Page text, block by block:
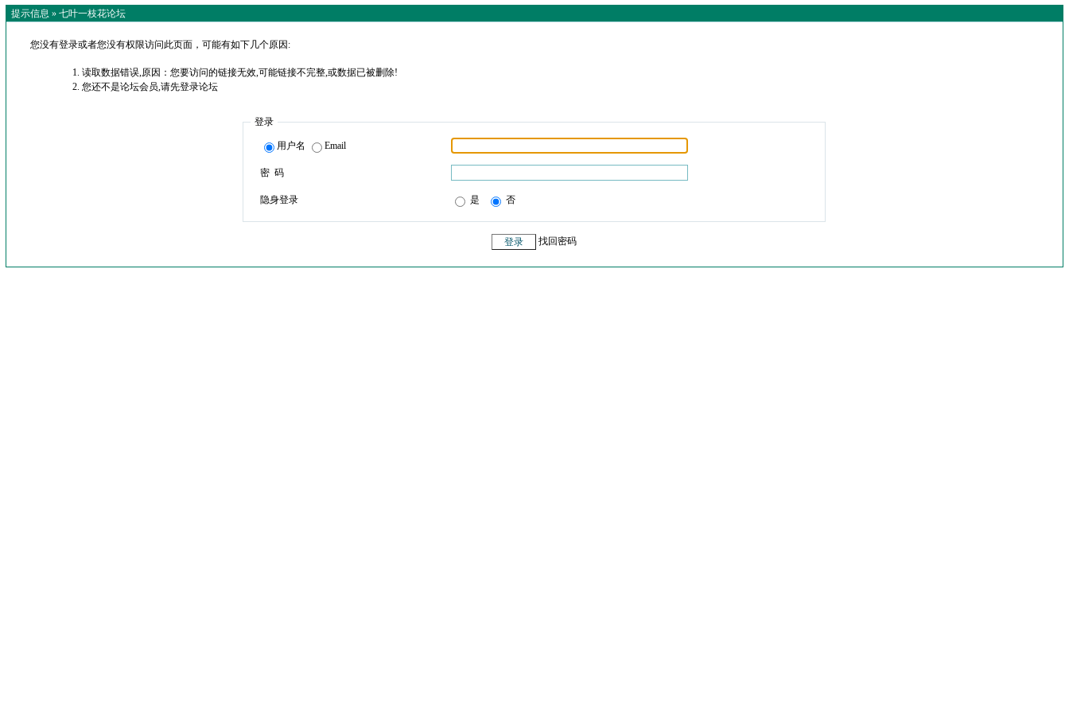
提示信息 » 七叶一枝花论坛
您没有登录或者您没有权限访问此页面，可能有如下几个原因:
读取数据错误,原因：您要访问的链接无效,可能链接不完整,或数据已被删除!
您还不是论坛会员,请先登录论坛
登录
用户名 Email
密 码
隐身登录 是 否
找回密码